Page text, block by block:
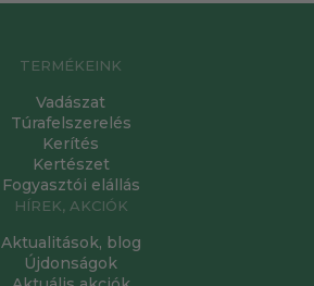
TERMÉKEINK
Vadászat
Túrafelszerelés
Kerítés
Kertészet
Fogyasztói elállás
HÍREK, AKCIÓK
Aktualitások, blog
Újdonságok